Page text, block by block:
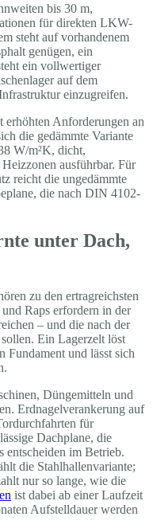
bis 30 m,
für direkten LKW-
steht auf vorhandenem
genügen, ein
ein vollwertiger
auf dem
einzugreifen.
Anforderungen an
die gedämmte Variante
W/m²K, dicht,
ausführbar. Für
reicht die ungedämmte
die nach DIN 4102-
unter Dach,
zu den ertragreichsten
Raps erfordern in der
– und die nach der
Ein Lagerzelt löst
Fundament und lässt sich
Düngemitteln und
Erdnagelverankerung auf
für
Dachplane, die
entscheiden im Betrieb.
die Stahlhallenvariante;
nur so lange, wie die
ist dabei ab einer Laufzeit
Aufstelldauer werden